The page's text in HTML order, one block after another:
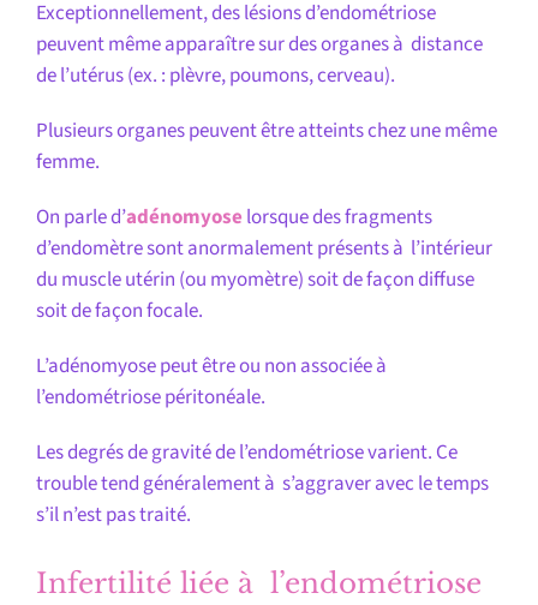
Exceptionnellement, des lésions d’endométriose
peuvent même apparaître sur des organes à distance
de l’utérus (ex. : plèvre, poumons, cerveau).
Plusieurs organes peuvent être atteints chez une même
femme.
On parle d’adénomyoselorsque des fragments
d’endomètre sont anormalement présents à l’intérieur
du muscle utérin (ou myomètre) soit de façon diffuse
soit de façon focale.
L’adénomyose peut être ou non associée à
l’endométriose péritonéale.
Les degrés de gravité de l’endométriose varient. Ce
trouble tend généralement à s’aggraver avec le temps
s’il n’est pas traité.
Infertilité liée à l’endométriose